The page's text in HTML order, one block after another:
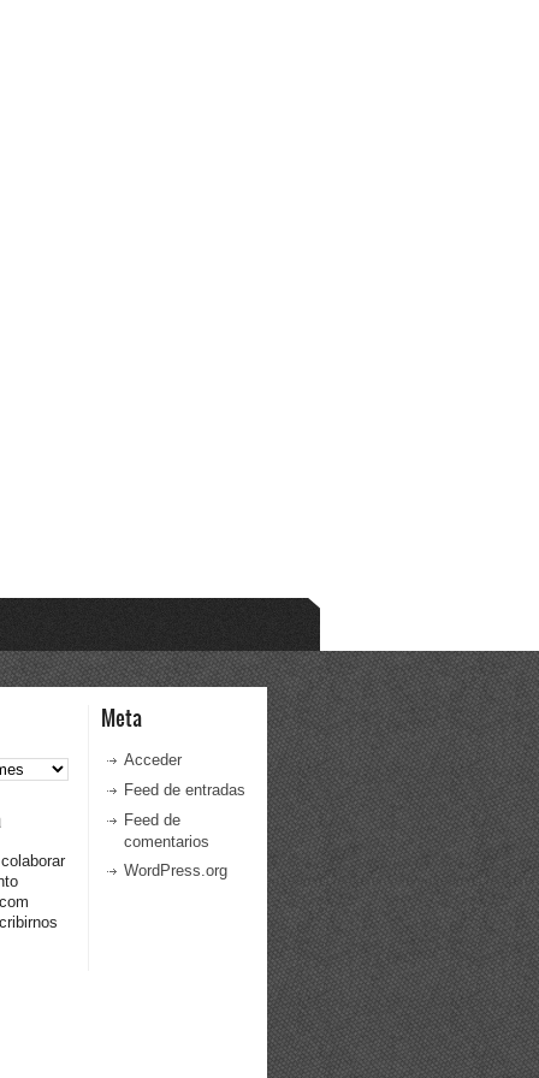
Meta
Acceder
Feed de entradas
Feed de
comentarios
WordPress.org